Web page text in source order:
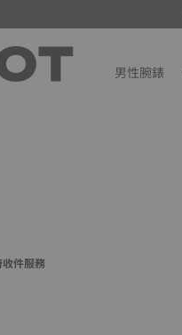
男性腕錶
件服務